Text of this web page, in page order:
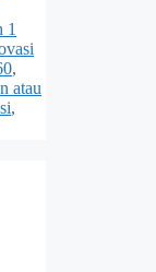
1
,
atau
,